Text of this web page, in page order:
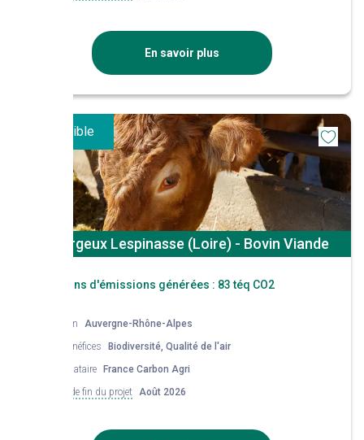
En savoir plus
Disponible
St Forgeux Lespinasse (Loire) - Bovin Viande
Réductions d'émissions générées : 83 téq CO2
Région
Auvergne-Rhône-Alpes
Co-bénéfices
Biodiversité, Qualité de l'air
Mandataire
France Carbon Agri
Date de fin du projet Août 2026